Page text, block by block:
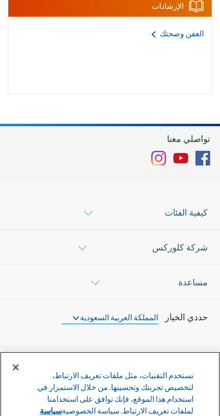
الإرشادات
العفن وصحتك
كيفية الفئات
شركة كلوركس
مساعدة
حددي الخيار المملكة العربية السعودية
تواصلي معنا
Facebook
YouTube
Instagram
شركة كلوركس
سياسة الأستخدام سياسة الخصوصية
نستخدم التقنيات، مثل ملفات تعريف الارتباط،
لتخصيص تجربتك وتحسينها. من خلال الاستمرار في
استخدام هذا الموقع، فإنك توافق على استخدامنا
لملفات تعريف الارتباط. سياسة الخصوصيةسياسة